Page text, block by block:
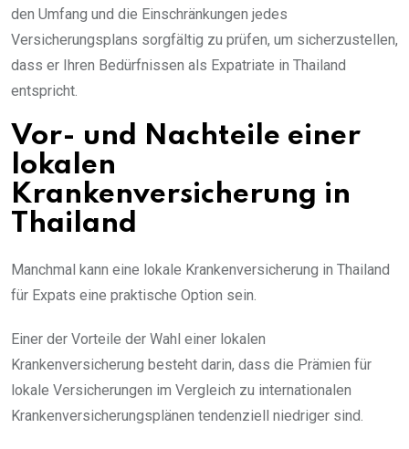
den Umfang und die Einschränkungen jedes
Versicherungsplans sorgfältig zu prüfen, um sicherzustellen,
dass er Ihren Bedürfnissen als Expatriate in Thailand
entspricht.
Vor- und Nachteile einer
lokalen
Krankenversicherung in
Thailand
Manchmal kann eine lokale Krankenversicherung in Thailand
für Expats eine praktische Option sein.
Einer der Vorteile der Wahl einer lokalen
Krankenversicherung besteht darin, dass die Prämien für
lokale Versicherungen im Vergleich zu internationalen
Krankenversicherungsplänen tendenziell niedriger sind.